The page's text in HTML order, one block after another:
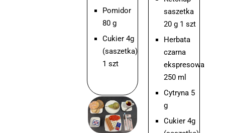
Pomidor
80 g
Cukier 4g
(saszetka)
1 szt
saszetka
20 g 1 szt
Herbata
czarna
ekspresowa
250 ml
Cytryna 5
g
Cukier 4g